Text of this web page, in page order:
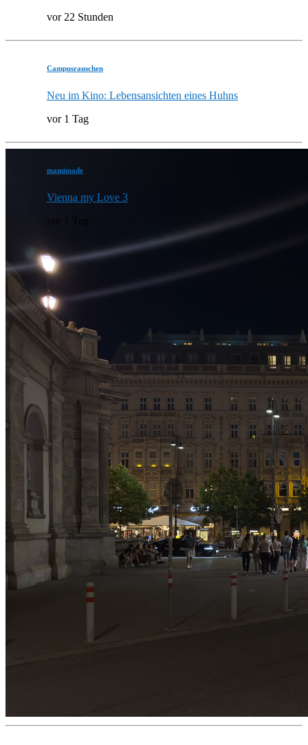
vor 22 Stunden
Campusrauschen
Neu im Kino: Lebensansichten eines Huhns
vor 1 Tag
mamimade
Vienna my Love 3
vor 1 Tag